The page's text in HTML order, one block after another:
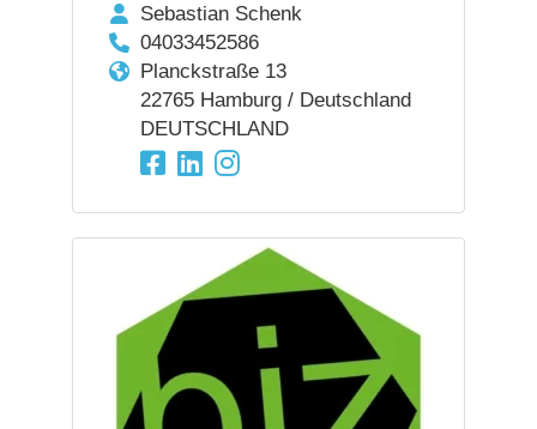
Sebastian Schenk
04033452586
Planckstraße 13
22765 Hamburg / Deutschland
DEUTSCHLAND